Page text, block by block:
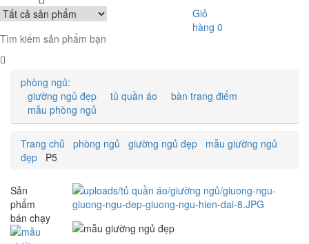
Giỏ
hàng 0
phòng ngủ:
giường ngủ đẹp
tủ quần áo
bàn trang điểm
mẫu phòng ngủ
Trang chủ phòng ngủ giường ngủ đẹp
mẫu giường ngủ
đẹp
P5
Sản
phẩm
bán chạy